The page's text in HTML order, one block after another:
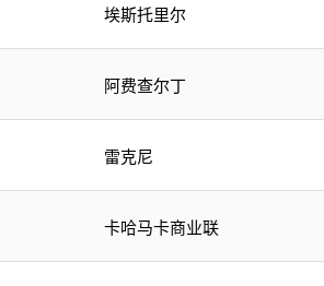
埃斯托里尔
阿费查尔丁
雷克尼
卡哈马卡商业联